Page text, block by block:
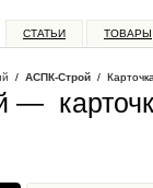
СТАТЬИ ТОВАРЫ
/ АСПК-Строй /
—